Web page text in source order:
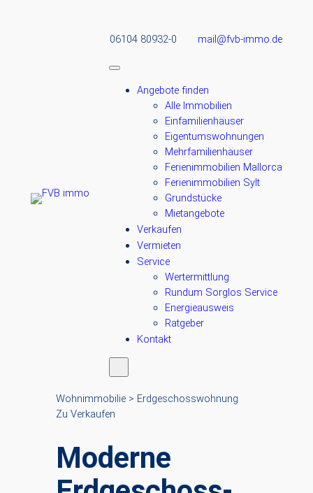
06104 80932-0 mail@fvb-immo.de
Angebote finden
Alle Immobilien
Einfamilienhäuser
Eigentumswohnungen
Mehrfamilienhäuser
Ferienimmobilien Mallorca
Ferienimmobilien Sylt
Grundstücke
Mietangebote
Verkaufen
Vermieten
Service
Wertermittlung
Rundum Sorglos Service
Energieausweis
Ratgeber
Kontakt
Wohnimmobilie > Erdgeschosswohnung
Zu Verkaufen
Moderne